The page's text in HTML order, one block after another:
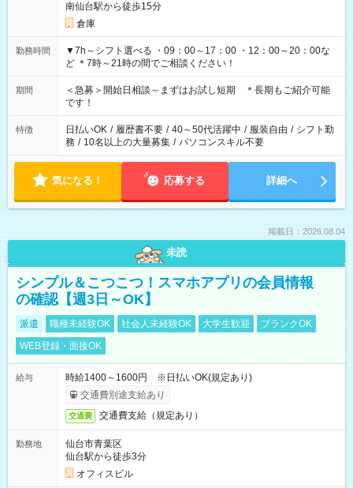
南仙台駅から徒歩15分
倉庫
勤務時間
▼7h～シフト選べる ・09：00～17：00 ・12：00～20：00な
ど ＊7時～21時の間でご相談ください！
期間
＜急募＞開始日相談～まずはお試し短期 ＊長期もご紹介可能
です！
特徴 日払いOK / 履歴書不要 / 40～50代活躍中 / 服装自由 / シフト勤
務 / 10名以上の大量募集 / パソコンスキル不要
気になる！ 応募する 詳細へ
掲載日：2026.08.04
未読
シンプル＆こつこつ！スマホアプリの会員情報
の確認【週3日～OK】
派遣 職種未経験OK 社会人未経験OK 大学生歓迎
ブランクOK
WEB登録・面接OK
給与
時給1400～1600円 ※日払いOK(規定あり)
交通費別途支給あり
交通費 交通費支給（規定あり）
勤務地
仙台市青葉区
仙台駅から徒歩3分
オフィスビル